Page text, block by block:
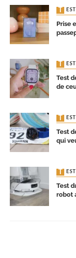
Prise
Test
de
Test
qui
Test
robot